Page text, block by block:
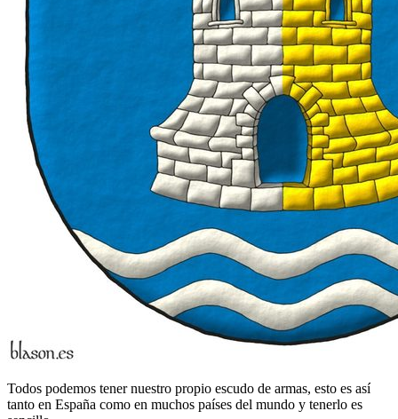
Todos podemos tener nuestro propio escudo de armas, esto es así
tanto en España como en muchos países del mundo y tenerlo es